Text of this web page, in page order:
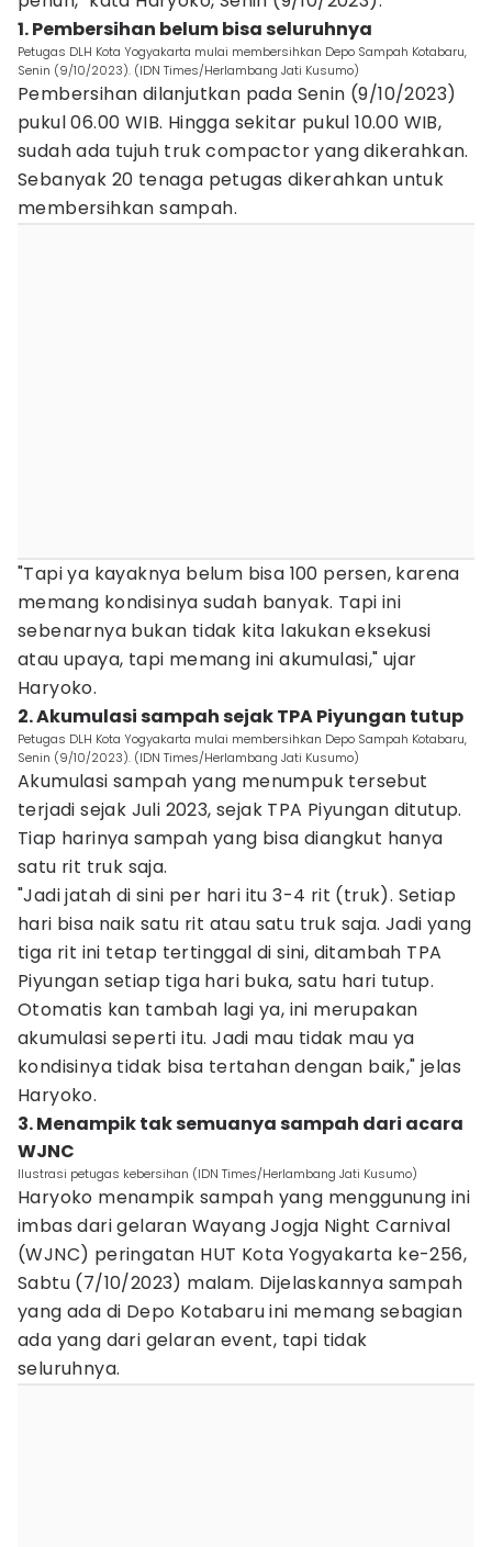
1. Pembersihan belum bisa seluruhnya
Petugas DLH Kota Yogyakarta mulai membersihkan Depo Sampah Kotabaru,
Senin (9/10/2023). (IDN Times/Herlambang Jati Kusumo)
Pembersihan dilanjutkan pada Senin (9/10/2023)
pukul 06.00 WIB. Hingga sekitar pukul 10.00 WIB,
sudah ada tujuh truk compactor yang dikerahkan.
Sebanyak 20 tenaga petugas dikerahkan untuk
membersihkan sampah.
"Tapi ya kayaknya belum bisa 100 persen, karena
memang kondisinya sudah banyak. Tapi ini
sebenarnya bukan tidak kita lakukan eksekusi
atau upaya, tapi memang ini akumulasi," ujar
Haryoko.
2. Akumulasi sampah sejak TPA Piyungan tutup
Petugas DLH Kota Yogyakarta mulai membersihkan Depo Sampah Kotabaru,
Senin (9/10/2023). (IDN Times/Herlambang Jati Kusumo)
Akumulasi sampah yang menumpuk tersebut
terjadi sejak Juli 2023, sejak TPA Piyungan ditutup.
Tiap harinya sampah yang bisa diangkut hanya
satu rit truk saja.
"Jadi jatah di sini per hari itu 3-4 rit (truk). Setiap
hari bisa naik satu rit atau satu truk saja. Jadi yang
tiga rit ini tetap tertinggal di sini, ditambah TPA
Piyungan setiap tiga hari buka, satu hari tutup.
Otomatis kan tambah lagi ya, ini merupakan
akumulasi seperti itu. Jadi mau tidak mau ya
kondisinya tidak bisa tertahan dengan baik," jelas
Haryoko.
3. Menampik tak semuanya sampah dari acara
WJNC
Ilustrasi petugas kebersihan (IDN Times/Herlambang Jati Kusumo)
Haryoko menampik sampah yang menggunung ini
imbas dari gelaran Wayang Jogja Night Carnival
(WJNC) peringatan HUT Kota Yogyakarta ke-256,
Sabtu (7/10/2023) malam. Dijelaskannya sampah
yang ada di Depo Kotabaru ini memang sebagian
ada yang dari gelaran event, tapi tidak
seluruhnya.